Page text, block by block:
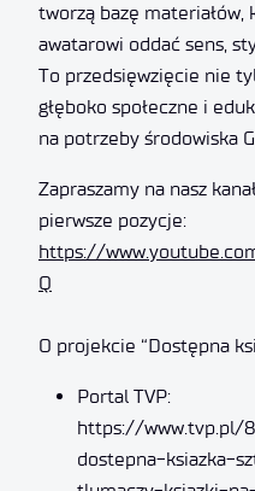
tworzą bazę
awatarowi oddać sens,
To przedsięwzięcie nie
głęboko społeczne i
na potrzeby środowiska
Zapraszamy na nasz
pierwsze pozycje:
https://
Q
O projekcie “Dostępna
Portal TVP:
https://www.tvp.pl/
dostepna-ksiazka-